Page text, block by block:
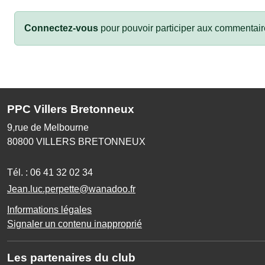
Connectez-vous pour pouvoir participer aux
PPC Villers Bretonneux
9,rue de Melbourne
80800 VILLERS BRETONNEUX
Tél. : 06 41 32 02 34
Jean.luc.perpette@wanadoo.fr
Informations légales
Signaler un contenu inapproprié
Les partenaires du club